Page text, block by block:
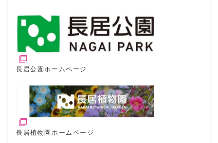
長居公園ホームページ
長居植物園ホームページ